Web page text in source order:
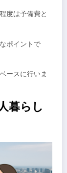
度は予備費と
ポイントで
ースに行いま
暮らし